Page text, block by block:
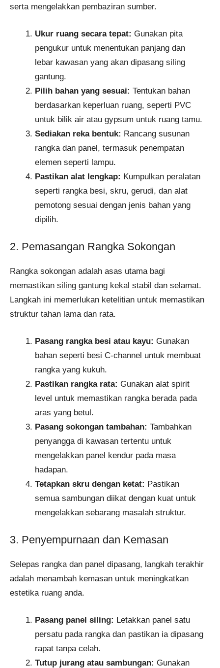
serta mengelakkan pembaziran sumber.
Ukur ruang secara tepat: Gunakan pita
pengukur untuk menentukan panjang dan
lebar kawasan yang akan dipasang siling
gantung.
Pilih bahan yang sesuai: Tentukan bahan
berdasarkan keperluan ruang, seperti PVC
untuk bilik air atau gypsum untuk ruang tamu.
Sediakan reka bentuk: Rancang susunan
rangka dan panel, termasuk penempatan
elemen seperti lampu.
Pastikan alat lengkap: Kumpulkan peralatan
seperti rangka besi, skru, gerudi, dan alat
pemotong sesuai dengan jenis bahan yang
dipilih.
2. Pemasangan Rangka Sokongan
Rangka sokongan adalah asas utama bagi
memastikan siling gantung kekal stabil dan selamat.
Langkah ini memerlukan ketelitian untuk memastikan
struktur tahan lama dan rata.
Pasang rangka besi atau kayu: Gunakan
bahan seperti besi C-channel untuk membuat
rangka yang kukuh.
Pastikan rangka rata: Gunakan alat spirit
level untuk memastikan rangka berada pada
aras yang betul.
Pasang sokongan tambahan: Tambahkan
penyangga di kawasan tertentu untuk
mengelakkan panel kendur pada masa
hadapan.
Tetapkan skru dengan ketat: Pastikan
semua sambungan diikat dengan kuat untuk
mengelakkan sebarang masalah struktur.
3. Penyempurnaan dan Kemasan
Selepas rangka dan panel dipasang, langkah terakhir
adalah menambah kemasan untuk meningkatkan
estetika ruang anda.
Pasang panel siling: Letakkan panel satu
persatu pada rangka dan pastikan ia dipasang
rapat tanpa celah.
Tutup jurang atau sambungan: Gunakan